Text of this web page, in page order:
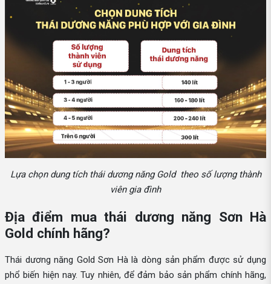
Lựa chọn dung tích thái dương năng Gold theo số lượng thành
viên gia đình
Địa điểm mua thái dương năng Sơn Hà
Gold chính hãng?
Thái dương năng Gold Sơn Hà là dòng sản phẩm được sử dụng
phổ biến hiện nay. Tuy nhiên, để đảm bảo sản phẩm chính hãng,